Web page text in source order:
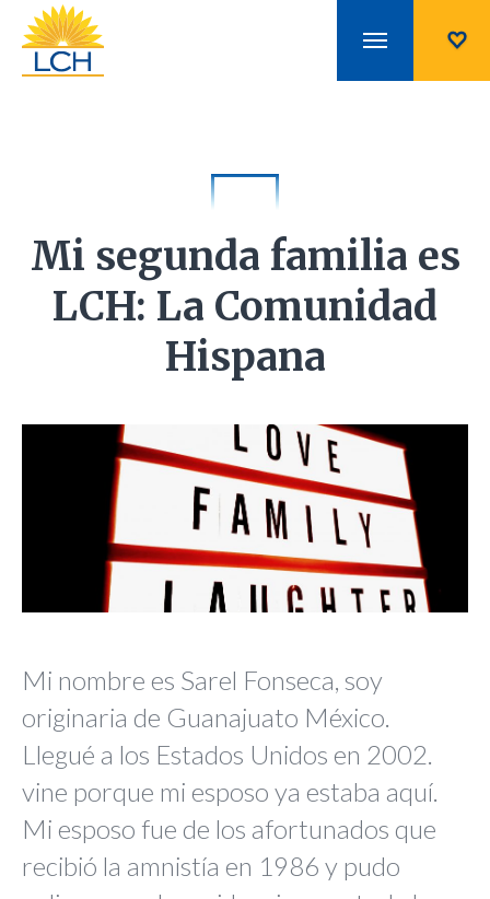
Mi segunda familia es
LCH: La Comunidad
Hispana
Mi nombre es Sarel Fonseca, soy
originaria de Guanajuato México.
Llegué a los Estados Unidos en 2002.
vine porque mi esposo ya estaba aquí.
Mi esposo fue de los afortunados que
recibió la amnistía en 1986 y pudo